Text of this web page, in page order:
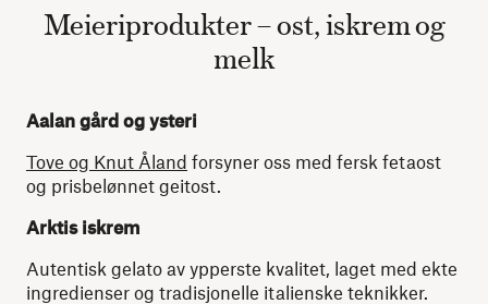
Meieriprodukter – ost, iskrem og
melk
Aalan gård og ysteri
Tove og Knut Åland forsyner oss med fersk fetaost
og prisbelønnet geitost.
Arktis iskrem
Autentisk gelato av ypperste kvalitet, laget med ekte
ingredienser og tradisjonelle italienske teknikker.